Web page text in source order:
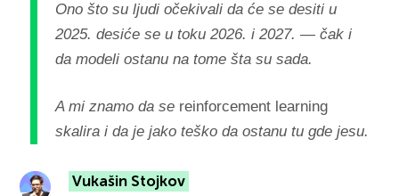
Ono što su ljudi očekivali da će se desiti u
2025. desiće se u toku 2026. i 2027. — čak i
da modeli ostanu na tome šta su sada.
A mi znamo da se reinforcement learning
skalira i da je jako teško da ostanu tu gde jesu.
Vukašin Stojkov